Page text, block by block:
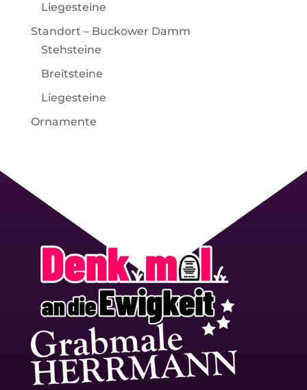
Liegesteine
Standort – Buckower Damm
Stehsteine
Breitsteine
Liegesteine
Ornamente